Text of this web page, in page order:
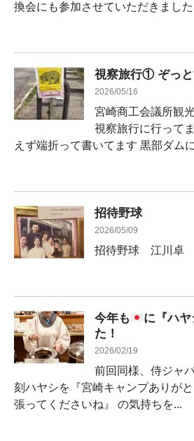
換会にも参加させていただきまし
視察旅行① ぞっ
2026/05/16
宮崎商工会議所観
視察旅行に行って
えず端折って書いてます 黒部ダム
招待野球
2026/05/09
招待野球 江川卓
今年も
に『ハ
た！
2026/02/19
前回同様、侍ジャ
刻ハヤシを『宮崎キャンプありが
張ってくださいね』 の気持ちを...